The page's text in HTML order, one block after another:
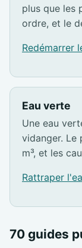
plus que les
ordre, et le
Redémarrer
Eau verte
Une eau
vidanger. Le
m³, et les
Rattraper
70 guides